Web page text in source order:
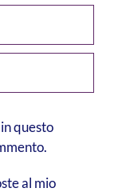
questo
al mio